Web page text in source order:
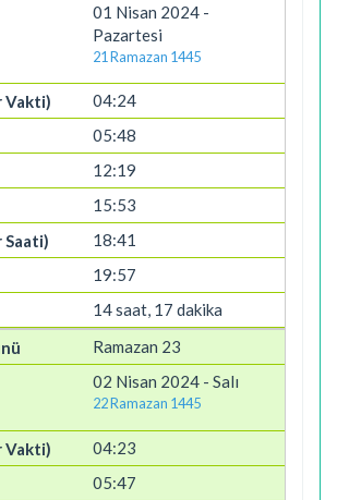
01 Nisan 2024 -
Pazartesi
21 Ramazan 1445
04:24
05:48
12:19
15:53
18:41
19:57
14 saat, 17 dakika
Ramazan 23
02 Nisan 2024 - Salı
22 Ramazan 1445
04:23
05:47